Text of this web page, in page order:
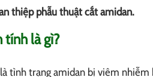
thiệp phẫu thuật cắt amidan.
tính là gì?
tình trạng amidan bị viêm nhiễm